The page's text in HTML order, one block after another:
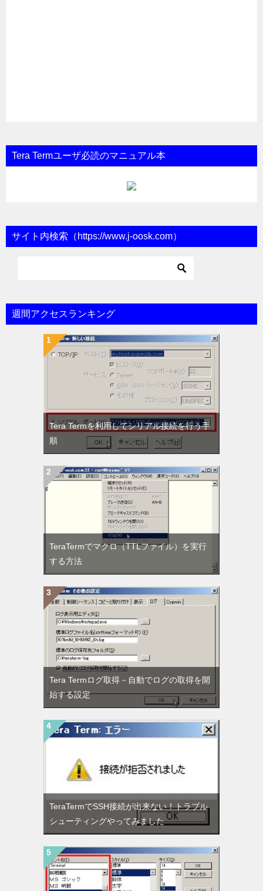
Tera Termユーザ必読のマニュアル本
サイト内検索（https://www.j-oosk.com）
週間アクセスランキング
Tera Termを利用してシリアル接続を行う手
順
TeraTermでマクロ（TTLファイル）を実行
する方法
Tera Termログ取得－自動でログの取得を開
始する設定
TeraTermでSSH接続が出来ない！トラブル
シューティングやってみました